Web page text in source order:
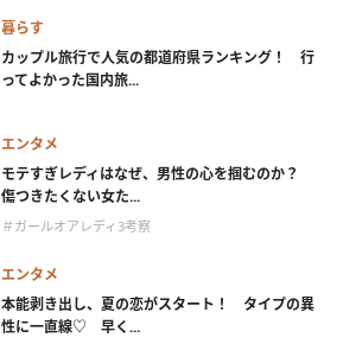
暮らす
カップル旅行で人気の都道府県ランキング！ 行
ってよかった国内旅...
エンタメ
モテすぎレディはなぜ、男性の心を掴むのか？
傷つきたくない女た...
＃ガールオアレディ3考察
エンタメ
本能剥き出し、夏の恋がスタート！ タイプの異
性に一直線♡ 早く...